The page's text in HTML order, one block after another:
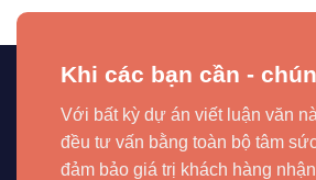
Khi các bạn cần -
Với bất kỳ dự án viết luận văn
đều tư vấn bằng toàn bộ tâm
đảm bảo giá trị khách hàng